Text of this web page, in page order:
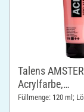
Talens
Acrylfarbe,
Füllmenge: 120 ml;